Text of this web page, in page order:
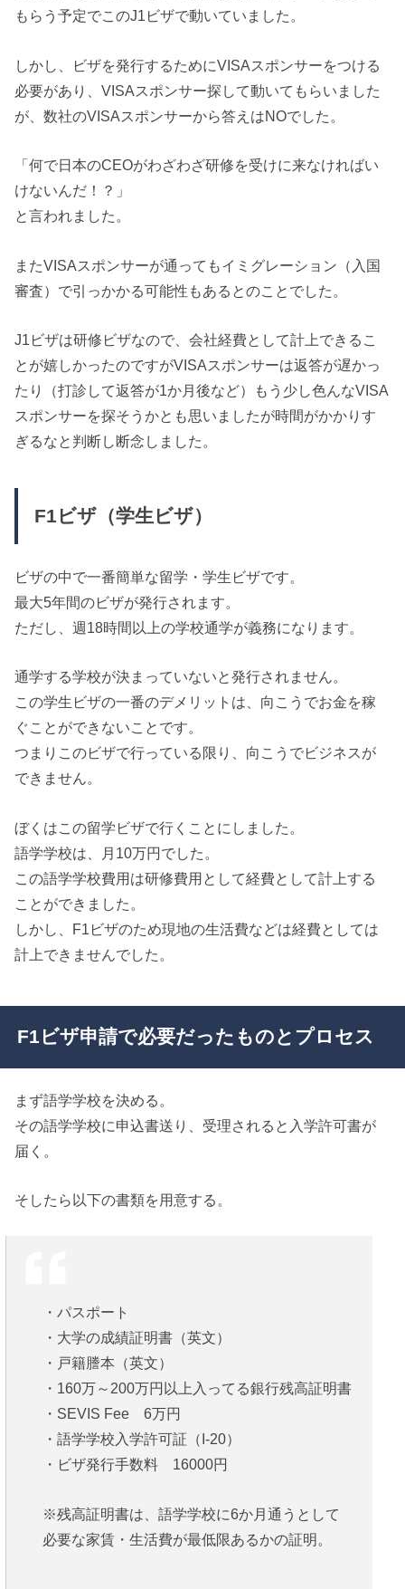
もらう予定でこのJ1ビザで動いていました。
しかし、ビザを発行するためにVISAスポンサーをつける
必要があり、VISAスポンサー探して動いてもらいました
が、数社のVISAスポンサーから答えはNOでした。
「何で日本のCEOがわざわざ研修を受けに来なければい
けないんだ！？」
と言われました。
またVISAスポンサーが通ってもイミグレーション（入国
審査）で引っかかる可能性もあるとのことでした。
J1ビザは研修ビザなので、会社経費として計上できるこ
とが嬉しかったのですがVISAスポンサーは返答が遅かっ
たり（打診して返答が1か月後など）もう少し色んなVISA
スポンサーを探そうかとも思いましたが時間がかかりす
ぎるなと判断し断念しました。
F1ビザ（学生ビザ）
ビザの中で一番簡単な留学・学生ビザです。
最大5年間のビザが発行されます。
ただし、週18時間以上の学校通学が義務になります。
通学する学校が決まっていないと発行されません。
この学生ビザの一番のデメリットは、向こうでお金を稼
ぐことができないことです。
つまりこのビザで行っている限り、向こうでビジネスが
できません。
ぼくはこの留学ビザで行くことにしました。
語学学校は、月10万円でした。
この語学学校費用は研修費用として経費として計上する
ことができました。
しかし、F1ビザのため現地の生活費などは経費としては
計上できませんでした。
F1ビザ申請で必要だったものとプロセス
まず語学学校を決める。
その語学学校に申込書送り、受理されると入学許可書が
届く。
そしたら以下の書類を用意する。
・パスポート
・大学の成績証明書（英文）
・戸籍謄本（英文）
・160万～200万円以上入ってる銀行残高証明書
・SEVIS Fee 6万円
・語学学校入学許可証（I-20）
・ビザ発行手数料 16000円
※残高証明書は、語学学校に6か月通うとして
必要な家賃・生活費が最低限あるかの証明。